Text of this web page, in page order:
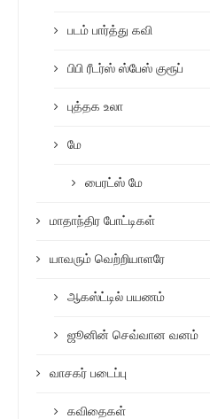
படம் பார்த்து கவி
பிபி ரீடர்ஸ் ஸ்பேஸ் குரூப்
புத்தக உலா
மே
பைரட்ஸ் மே
மாதாந்திர போட்டிகள்
யாவரும் வெற்றியாளரே
ஆகஸ்ட்டில் பயணம்
ஜூனின் செவ்வான வனம்
வாசகர் படைப்பு
கவிதைகள்